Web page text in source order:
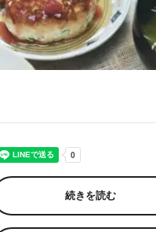
続きを読む